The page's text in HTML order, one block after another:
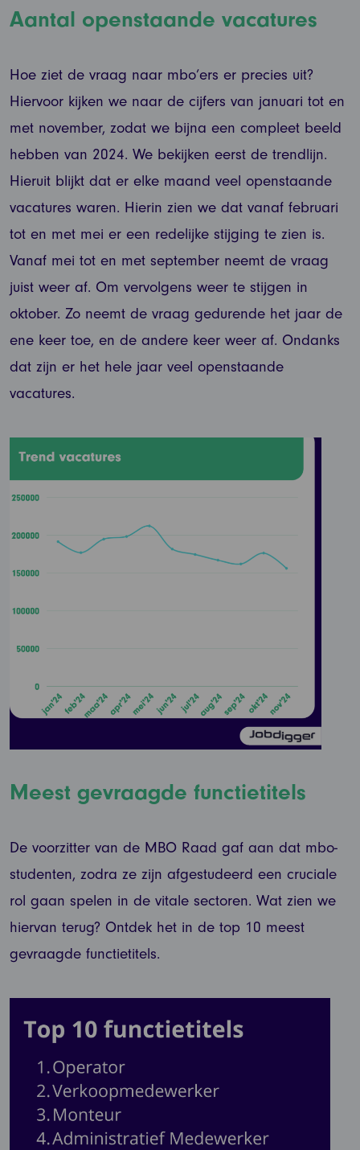
Aantal openstaande vacatures
Hoe ziet de vraag naar mbo’ers er precies uit?
Hiervoor kijken we naar de cijfers van januari tot en
met november, zodat we bijna een compleet beeld
hebben van 2024. We bekijken eerst de trendlijn.
Hieruit blijkt dat er elke maand veel openstaande
vacatures waren. Hierin zien we dat vanaf februari
tot en met mei er een redelijke stijging te zien is.
Vanaf mei tot en met september neemt de vraag
juist weer af. Om vervolgens weer te stijgen in
oktober. Zo neemt de vraag gedurende het jaar de
ene keer toe, en de andere keer weer af. Ondanks
dat zijn er het hele jaar veel openstaande
vacatures.
Meest gevraagde functietitels
De voorzitter van de MBO Raad gaf aan dat mbo-
studenten, zodra ze zijn afgestudeerd een cruciale
rol gaan spelen in de vitale sectoren. Wat zien we
hiervan terug? Ontdek het in de top 10 meest
gevraagde functietitels.